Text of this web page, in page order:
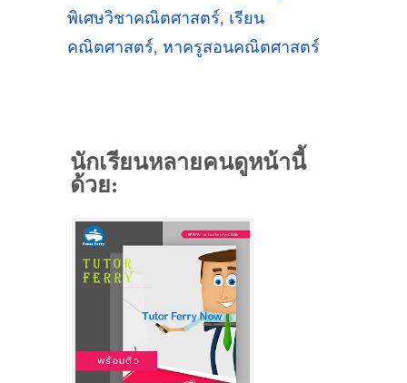
พิเศษวิชาคณิตศาสตร์, เรียน
คณิตศาสตร์, หาครูสอนคณิตศาสตร์
นักเรียนหลายคนดูหน้านี้
ด้วย: